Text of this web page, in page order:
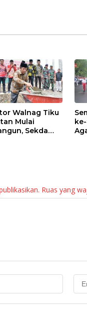
Walnag Tiku
Mulai
Sekda
Ruas yang